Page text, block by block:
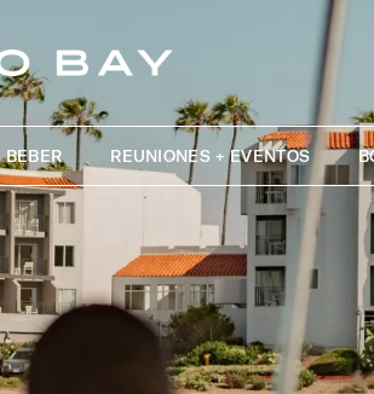
BEBER REUNIONES + EVENTOS